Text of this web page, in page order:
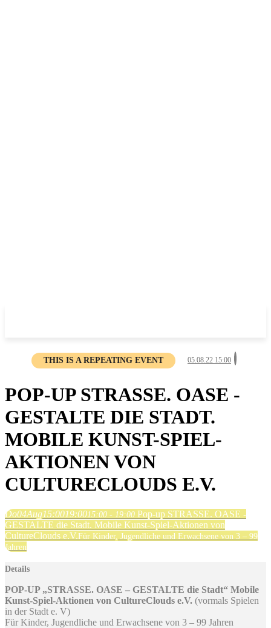
THIS IS A REPEATING EVENT 05.08.22 15:00
POP-UP STRASSE. OASE -
GESTALTE DIE STADT.
MOBILE KUNST-SPIEL-
AKTIONEN VON
CULTURECLOUDS E.V.
Do04Aug15:0019:0015:00 - 19:00 Pop-up STRASSE. OASE -
GESTALTE die Stadt. Mobile Kunst-Spiel-Aktionen von
CultureClouds e.V.Für Kinder, Jugendliche und Erwachsene von 3 – 99
Jahren
Details
POP-UP „STRASSE. OASE – GESTALTE die Stadt“ Mobile
Kunst-Spiel-Aktionen von CultureClouds e.V. (vormals Spielen
in der Stadt e. V)
Für Kinder, Jugendliche und Erwachsene von 3 – 99 Jahren